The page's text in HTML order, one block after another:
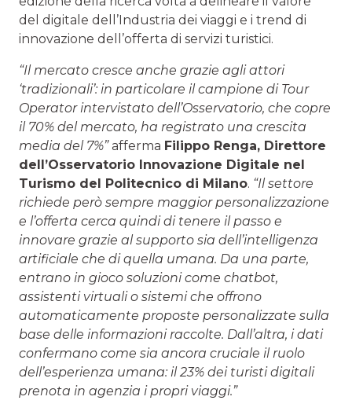
del digitale dell’Industria dei viaggi e i trend di
innovazione dell’offerta di servizi turistici.
“Il mercato cresce anche grazie agli attori
‘tradizionali’: in particolare il campione di Tour
Operator intervistato dell’Osservatorio, che copre
il 70% del mercato, ha registrato una crescita
media del 7%”afferma Filippo Renga, Direttore
dell’Osservatorio Innovazione Digitale nel
Turismo del Politecnico di Milano. “Il settore
richiede però sempre maggior personalizzazione
e l’offerta cerca quindi di tenere il passo e
innovare grazie al supporto sia dell’intelligenza
artificiale che di quella umana. Da una parte,
entrano in gioco soluzioni come chatbot,
assistenti virtuali o sistemi che offrono
automaticamente proposte personalizzate sulla
base delle informazioni raccolte. Dall’altra, i dati
confermano come sia ancora cruciale il ruolo
dell’esperienza umana: il 23% dei turisti digitali
prenota in agenzia i propri viaggi.”